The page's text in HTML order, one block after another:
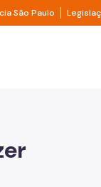
à informação
São Paulo Divisor